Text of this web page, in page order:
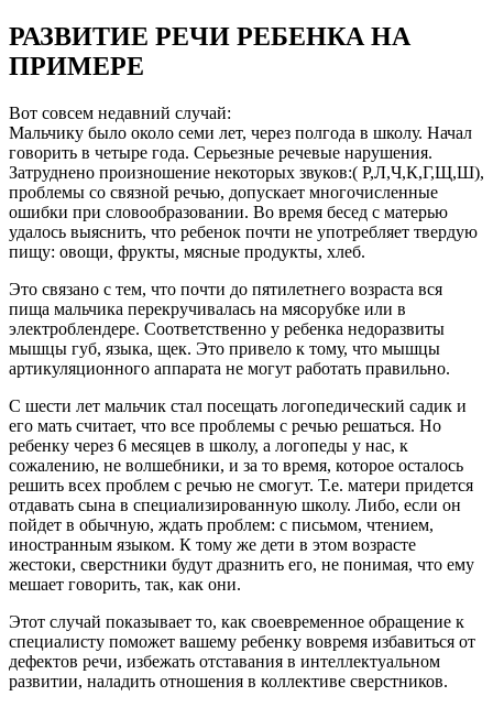
РАЗВИТИЕ РЕЧИ РЕБЕНКА НА
ПРИМЕРЕ
Вот совсем недавний случай:
Мальчику было около семи лет, через полгода в школу. Начал
говорить в четыре года. Серьезные речевые нарушения.
Затруднено произношение некоторых звуков:( Р,Л,Ч,К,Г,Щ,Ш),
проблемы со связной речью, допускает многочисленные
ошибки при словообразовании. Во время бесед с матерью
удалось выяснить, что ребенок почти не употребляет твердую
пищу: овощи, фрукты, мясные продукты, хлеб.
Это связано с тем, что почти до пятилетнего возраста вся
пища мальчика перекручивалась на мясорубке или в
электроблендере. Соответственно у ребенка недоразвиты
мышцы губ, языка, щек. Это привело к тому, что мышцы
артикуляционного аппарата не могут работать правильно.
С шести лет мальчик стал посещать логопедический садик и
его мать считает, что все проблемы с речью решаться. Но
ребенку через 6 месяцев в школу, а логопеды у нас, к
сожалению, не волшебники, и за то время, которое осталось
решить всех проблем с речью не смогут. Т.е. матери придется
отдавать сына в специализированную школу. Либо, если он
пойдет в обычную, ждать проблем: с письмом, чтением,
иностранным языком. К тому же дети в этом возрасте
жестоки, сверстники будут дразнить его, не понимая, что ему
мешает говорить, так, как они.
Этот случай показывает то, как своевременное обращение к
специалисту поможет вашему ребенку вовремя избавиться от
дефектов речи, избежать отставания в интеллектуальном
развитии, наладить отношения в коллективе сверстников.